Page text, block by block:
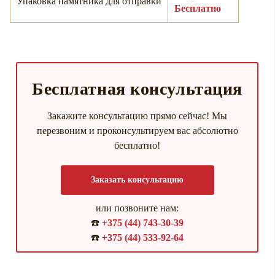
Бесплатно
Бесплатная консультация
Закажите консультацию прямо сейчас! Мы
перезвоним и проконсультируем вас абсолютно
бесплатно!
Заказать консультацию
или позвоните нам:
☎️ +375 (44) 743-30-39
☎️ +375 (44) 533-92-64